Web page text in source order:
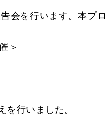
会を行います。本プ
＞
行いました。